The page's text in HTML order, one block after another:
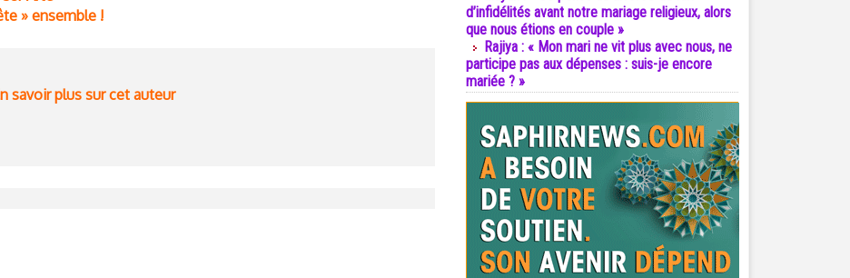
» ensemble !
savoir plus sur cet auteur
d’infidélités avant notre mariage religieux, alors
que nous étions en couple »
Rajiya : « Mon mari ne vit plus avec nous, ne
participe pas aux dépenses : suis-je encore
mariée ? »